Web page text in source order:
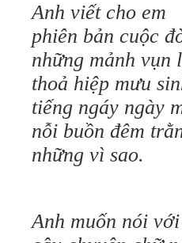
Anh viết cho em
phiên bản cuộc
những mảnh vụn
thoả hiệp mưu
tiếng ngáy ngày
nỗi buồn đêm
những vì sao.
Anh muốn nói